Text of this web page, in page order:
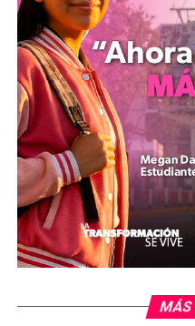
corresponderá de manera
que calificó como garante
el proceso.
En su intervención, el
referencia al panorama
mediciones que otorgan a
presidenta Claudia
75 por ciento y una
Morena del 41 por ciento.
posicionamiento
dictamen, al considerar
intereses transnacionales.
MÁS